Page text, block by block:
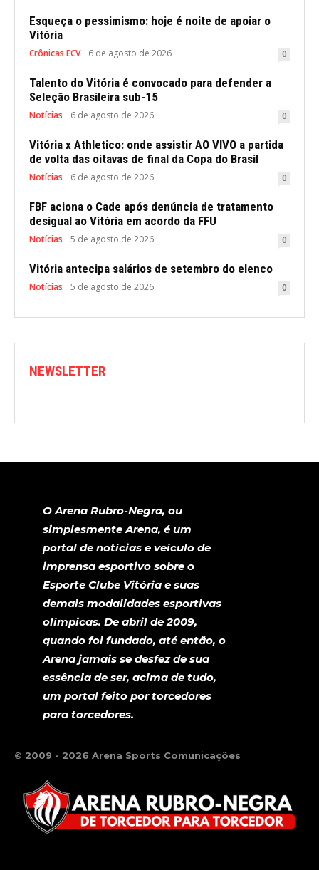
Esqueça o pessimismo: hoje é noite de apoiar o
Vitória
Crônicas ECV 6 de agosto de 2026 0
Talento do Vitória é convocado para defender a
Seleção Brasileira sub-15
Notícias 6 de agosto de 2026 0
Vitória x Athletico: onde assistir AO VIVO a partida
de volta das oitavas de final da Copa do Brasil
Notícias 6 de agosto de 2026 0
FBF aciona o Cade após denúncia de tratamento
desigual ao Vitória em acordo da FFU
Notícias 5 de agosto de 2026 0
Vitória antecipa salários de setembro do elenco
Notícias 5 de agosto de 2026 0
NEWSLETTER
O Arena Rubro-Negra, ou
simplesmente Arena, é um
portal de notícias e veículo de
imprensa esportivo sobre o
Esporte Clube Vitória e suas
demais modalidades esportivas
olímpicas. De abril de 2009,
quando foi fundado, até então, o
Arena jamais se desfez de sua
essência de ser, acima de tudo,
um portal feito por torcedores
para torcedores.
© 2009 - 2026 Arena Sports Comunicações